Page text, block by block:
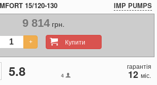
15/120-130 IMP PUMPS
9 814грн.
Купити
+
5.8 4
гарантія
12 міс.